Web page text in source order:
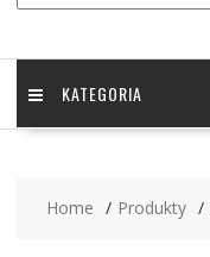
KATEGORIA
Home Produkty